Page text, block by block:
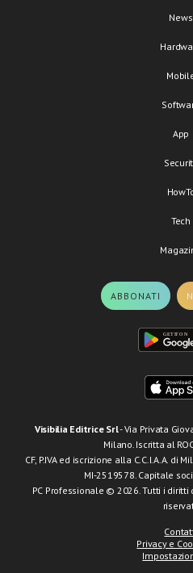
News
App
Tech
ABBONATI
Visibilia Editrice Srl- Via Privata
Milano. Iscritta al
CF, P.IVA ed iscrizione alla C.C.I.A.A. di
MI-2519578. Capitale
PC Professionale © 2026. Tutti i
Privacy e